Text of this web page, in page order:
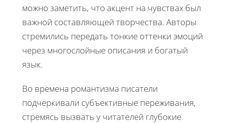
можно заметить, что акцент на чувствах был
важной составляющей творчества. Авторы
стремились передать тонкие оттенки эмоций
через многослойные описания и богатый
язык.
Во времена романтизма писатели
подчеркивали субъективные переживания,
стремясь вызвать у читателей глубокие